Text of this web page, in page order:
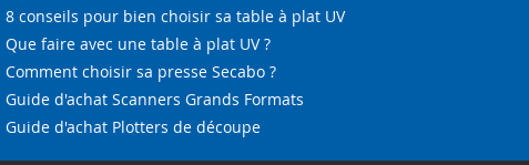
8 conseils pour bien choisir sa table à plat UV
Que faire avec une table à plat UV ?
Comment choisir sa presse Secabo ?
Guide d'achat Scanners Grands Formats
Guide d'achat Plotters de découpe